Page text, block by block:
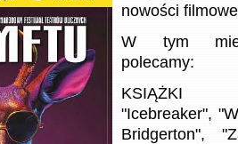
nowości
W tym
polecamy:
KSIĄŻKI
"Icebreaker",
Bridgerton",